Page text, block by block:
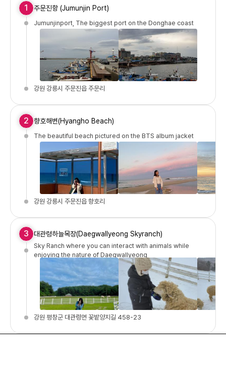
1 주문진항 (Jumunjin Port)
Jumunjinport, The biggest port on the Donghae coast
강원 강릉시 주문진읍 주문리
2 향호해변(Hyangho Beach)
The beautiful beach pictured on the BTS album jacket
강원 강릉시 주문진읍 향호리
3 대관령하늘목장(Daegwallyeong Skyranch)
Sky Ranch where you can interact with animals while
enjoying the nature of Daegwallyeong
강원 평창군 대관령면 꽃밭양지길 458-23